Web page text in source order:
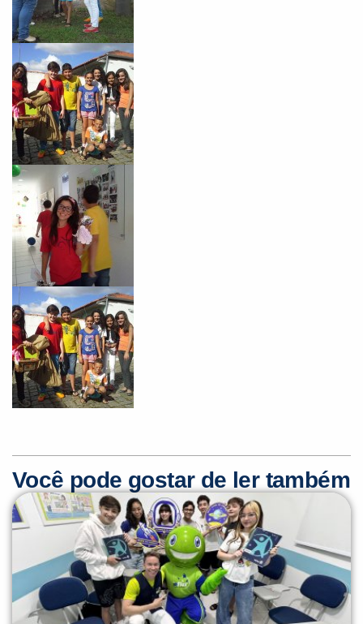
Você pode gostar de ler também